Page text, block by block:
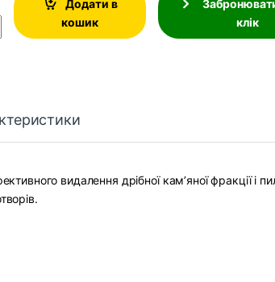
Додати в
кошик
клік
видалення дрібної кам’яної фракції і